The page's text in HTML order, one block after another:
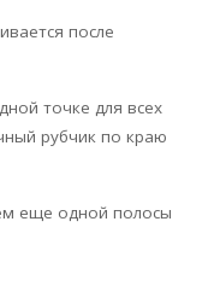
после
точке для всех
рубчик по краю
еще одной полосы